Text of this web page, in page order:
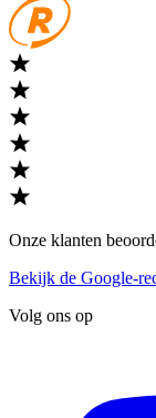
Onze klanten
Bekijk de Google-
Volg ons op